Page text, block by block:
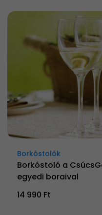
Borkóstolók
Borkóstoló a
egyedi boraival
14 990 Ft